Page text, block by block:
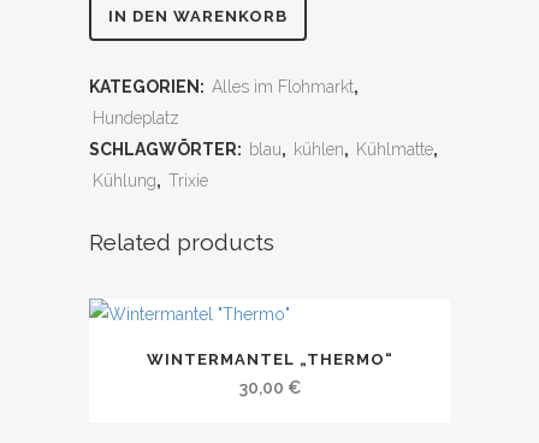
Kühlmatte
IN DEN WARENKORB
KATEGORIEN: Alles im Flohmarkt,
Hundeplatz
SCHLAGWÖRTER: blau, kühlen, Kühlmatte,
Kühlung, Trixie
Related products
WINTERMANTEL „THERMO“
30,00 €